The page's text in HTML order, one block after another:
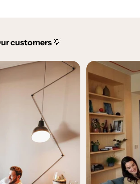
customers💡